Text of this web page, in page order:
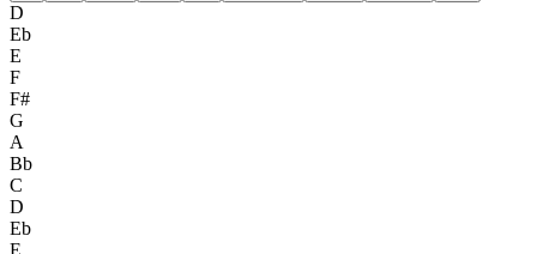
D
Eb
E
F
F#
G
A
Bb
C
D
Eb
E